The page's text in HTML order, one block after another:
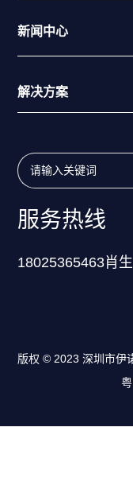
新闻中心
解决方案
服务热线
18025365463肖生
版权 © 2023 深圳市伊